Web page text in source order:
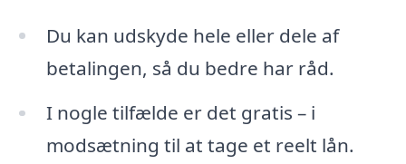
Du kan udskyde hele eller dele af
betalingen, så du bedre har råd.
I nogle tilfælde er det gratis – i
modsætning til at tage et reelt lån.